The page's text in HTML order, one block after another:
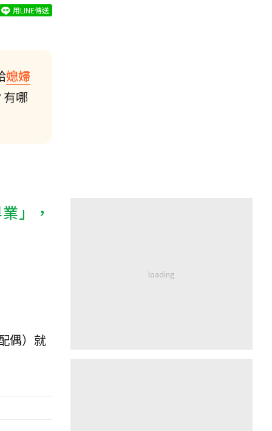
用LINE傳送
媳婦
哪
」，
偶）就